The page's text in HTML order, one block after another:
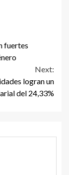
fuertes
Next:
logran un
del 24,33%